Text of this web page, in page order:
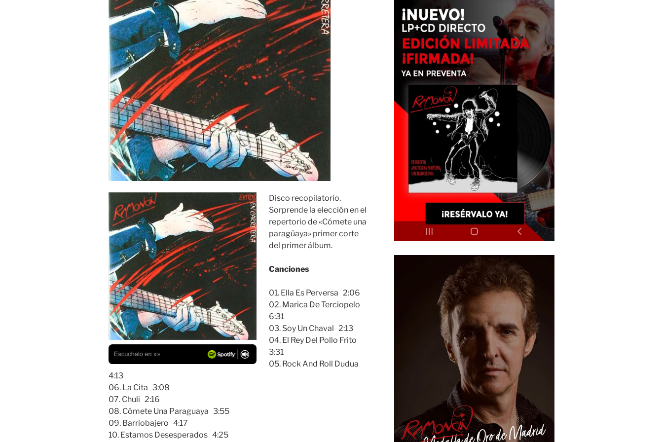
Disco recopilatorio.
Sorprende la elección en el
repertorio de «Cómete una
paragüaya» primer corte
del primer álbum.
Canciones
01. Ella Es Perversa 2:06
02. Marica De Terciopelo
6:31
03. Soy Un Chaval 2:13
04. El Rey Del Pollo Frito
3:31
05. Rock And Roll Dudua
4:13
06. La Cita 3:08
07. Chuli 2:16
08. Cómete Una Paraguaya 3:55
09. Barriobajero 4:17
10. Estamos Desesperados 4:25